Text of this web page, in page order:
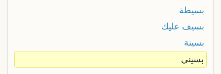
بسيطة
بسيف عليك
بسينة
بسيني